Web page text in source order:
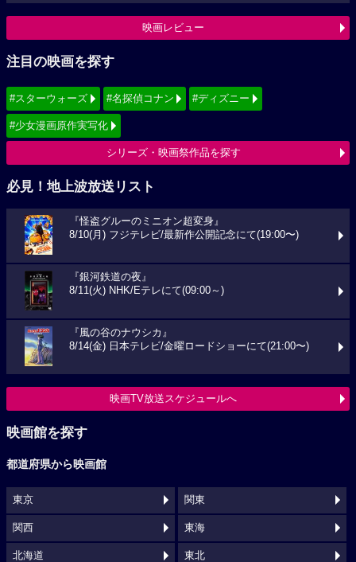
映画レビュー
注目の映画を探す
#スターウォーズ #名探偵コナン #ディズニー
#少女漫画原作実写化
シリーズ・映画祭作品を探す
必見！地上波放送リスト
『怪盗グルーのミニオン超変身』
8/10(月) フジテレビ/最新作公開記念にて(19:00〜)
『銀河鉄道の夜』
8/11(火) NHK/Eテレにて(09:00～)
『風の谷のナウシカ』
8/14(金) 日本テレビ/金曜ロードショーにて(21:00〜)
映画TV放送スケジュールへ
映画館を探す
都道府県から映画館
東京 関東
関西 東海
北海道 東北